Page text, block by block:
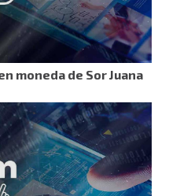
moneda de Sor Juana